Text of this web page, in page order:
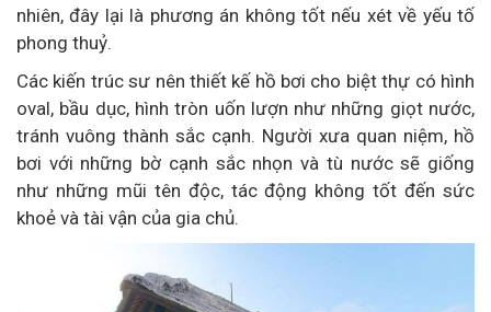
nhiên, đây lại là phương án không tốt nếu xét về yếu tố
phong thuỷ.
Các kiến trúc sư nên thiết kế hồ bơi cho biệt thự có hình
oval, bầu dục, hình tròn uốn lượn như những giọt nước,
tránh vuông thành sắc cạnh. Người xưa quan niệm, hồ
bơi với những bờ cạnh sắc nhọn và tù nước sẽ giống
như những mũi tên độc, tác động không tốt đến sức
khoẻ và tài vận của gia chủ.